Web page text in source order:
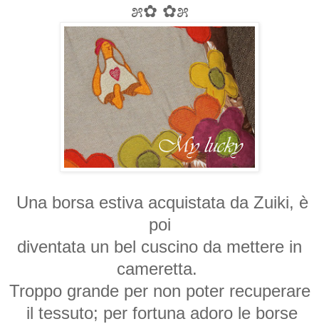
೫✿ ✿೫
Una borsa estiva acquistata da Zuiki, è
poi
diventata un bel cuscino da mettere in
cameretta.
Troppo grande per non poter recuperare
il tessuto; per fortuna adoro le borse